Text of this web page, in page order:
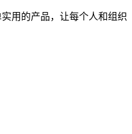
用的产品，让每个人和组织